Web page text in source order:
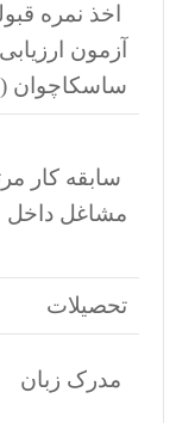
اخذ نمره
آزمون ارزیابی
ساسکاچوان (SINP)
سابقه کار
مشاغل
تحصیلات
مدرک زبان